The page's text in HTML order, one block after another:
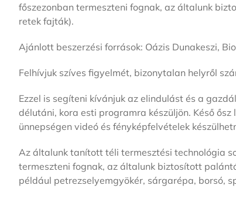
főszezonban termeszteni fognak, az általunk
retek fajták).
Ajánlott beszerzési források: Oázis Dunakeszi,
Felhívjuk szíves figyelmét, bizonytalan helyről
Ezzel is segíteni kívánjuk az elindulást és a
délutáni, kora esti programra készüljön. Késő
ünnepségen videó és fényképfelvételek
Az általunk tanított téli termesztési technológia
termeszteni fognak, az általunk biztosított
például petrezselyemgyökér, sárgarépa, borsó,